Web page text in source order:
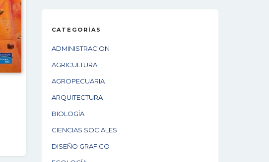
CATEGORÍAS
ADMINISTRACION
AGRICULTURA
AGROPECUARIA
ARQUITECTURA
BIOLOGÍA
CIENCIAS SOCIALES
DISEÑO GRAFICO